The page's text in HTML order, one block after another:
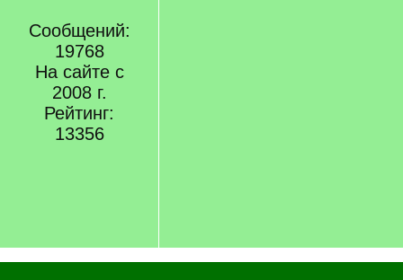
Сообщений:
19768
На сайте с
2008 г.
Рейтинг:
13356